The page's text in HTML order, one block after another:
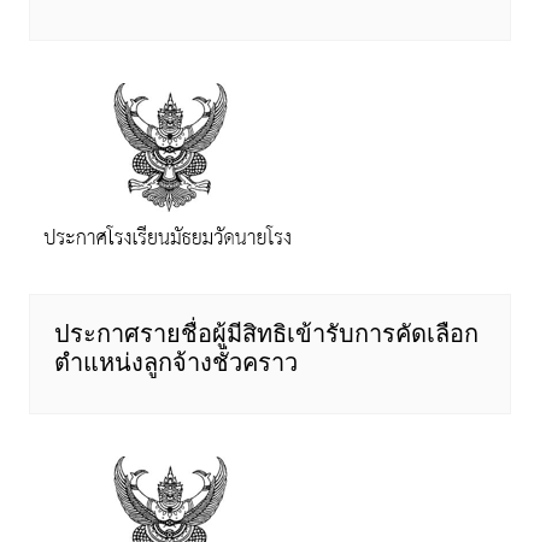
ประกาศรายชื่อผู้มีสิทธิเข้ารับการคัดเลือก
ตำแหน่งลูกจ้างชั่วคราว